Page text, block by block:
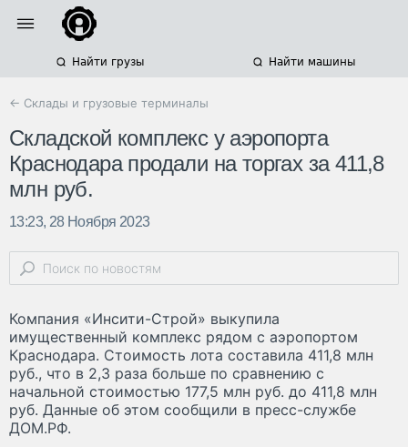
Найти грузы Найти машины
← Склады и грузовые терминалы
Складской комплекс у аэропорта
Краснодара продали на торгах за 411,8
млн руб.
13:23, 28 Ноября 2023
Компания «Инсити-Строй» выкупила
имущественный комплекс рядом с аэропортом
Краснодара. Стоимость лота составила 411,8 млн
руб., что в 2,3 раза больше по сравнению с
начальной стоимостью 177,5 млн руб. до 411,8 млн
руб. Данные об этом сообщили в пресс-службе
ДОМ.РФ.